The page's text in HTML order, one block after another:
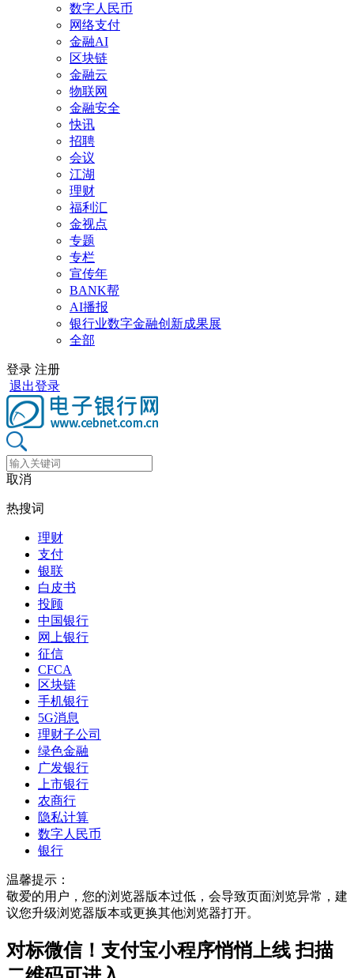
数字人民币
网络支付
金融AI
区块链
金融云
物联网
金融安全
快讯
招聘
会议
江湖
理财
福利汇
金视点
专题
专栏
宣传年
BANK帮
AI播报
银行业数字金融创新成果展
全部
登录 注册
退出登录
取消
热搜词
理财
支付
银联
白皮书
投顾
中国银行
网上银行
征信
CFCA
区块链
手机银行
5G消息
理财子公司
绿色金融
广发银行
上市银行
农商行
隐私计算
数字人民币
银行
温馨提示：
敬爱的用户，您的浏览器版本过低，会导致页面浏览异常，建
议您升级浏览器版本或更换其他浏览器打开。
对标微信！支付宝小程序悄悄上线 扫描